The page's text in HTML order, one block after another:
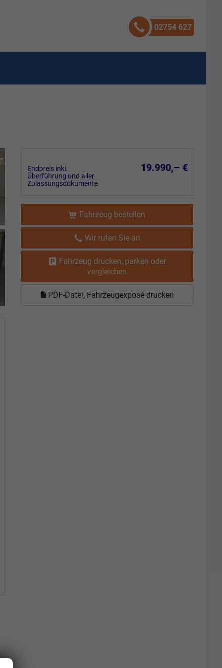
02754 627
Endpreis inkl.
Überführung und aller
Zulassungsdokumente
19.990,– €
Fahrzeug bestellen
Wir rufen Sie an
Fahrzeug drucken, parken oder
vergleichen
PDF-Datei, Fahrzeugexposé drucken